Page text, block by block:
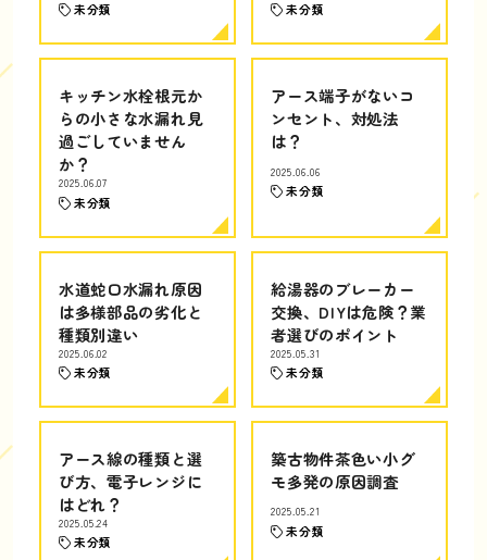
未分類 未分類
キッチン水栓根元か
らの小さな水漏れ見
過ごしていません
か？
2025.06.07
未分類
アース端子がないコ
ンセント、対処法
は？
2025.06.06
未分類
水道蛇口水漏れ原因
は多様部品の劣化と
種類別違い
2025.06.02
未分類
給湯器のブレーカー
交換、DIYは危険？業
者選びのポイント
2025.05.31
未分類
アース線の種類と選
び方、電子レンジに
はどれ？
2025.05.24
未分類
築古物件茶色い小グ
モ多発の原因調査
2025.05.21
未分類